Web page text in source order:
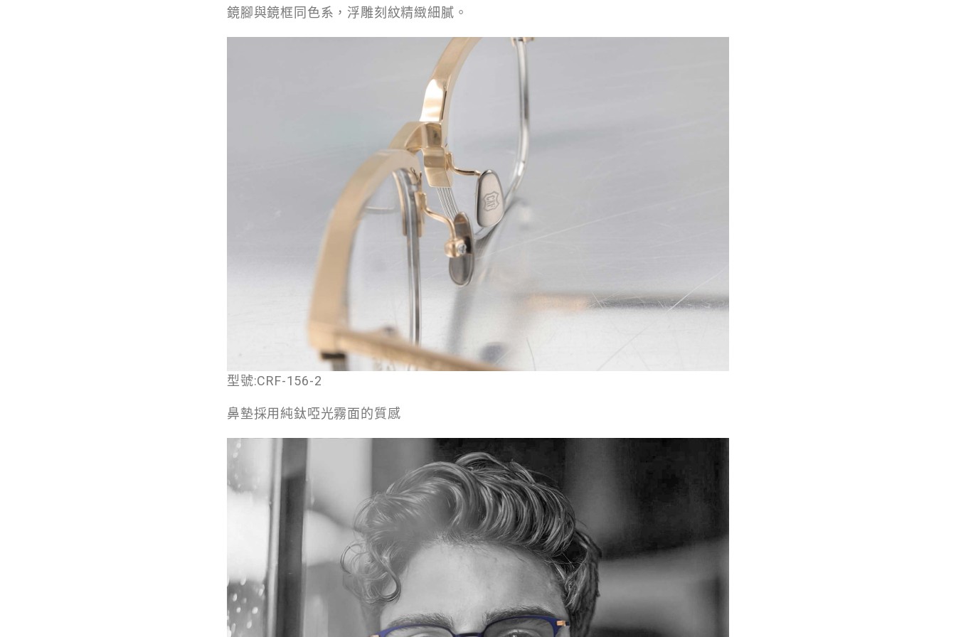
鏡腳與鏡框同色系，浮雕刻紋精緻細膩。
型號:CRF-156-2
鼻墊採用純鈦啞光霧面的質感